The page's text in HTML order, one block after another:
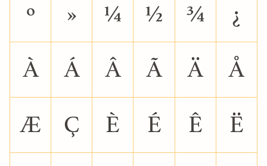
º » ¼ ½ ¾ ¿
À Á Â Ã Ä Å
Æ Ç È É Ê Ë